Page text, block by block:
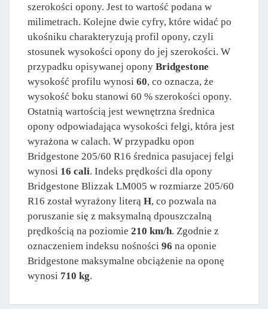
szerokości opony. Jest to wartość podana w
milimetrach. Kolejne dwie cyfry, które widać po
ukośniku charakteryzują profil opony, czyli
stosunek wysokości opony do jej szerokości. W
przypadku opisywanej opony Bridgestone
wysokość profilu wynosi 60, co oznacza, że
wysokość boku stanowi 60 % szerokości opony.
Ostatnią wartością jest wewnętrzna średnica
opony odpowiadająca wysokości felgi, która jest
wyrażona w calach. W przypadku opon
Bridgestone 205/60 R16 średnica pasujacej felgi
wynosi 16 cali. Indeks prędkości dla opony
Bridgestone Blizzak LM005 w rozmiarze 205/60
R16 został wyrażony literą H, co pozwala na
poruszanie się z maksymalną dpouszczalną
prędkością na poziomie 210 km/h. Zgodnie z
oznaczeniem indeksu nośności 96 na oponie
Bridgestone maksymalne obciążenie na oponę
wynosi 710 kg.